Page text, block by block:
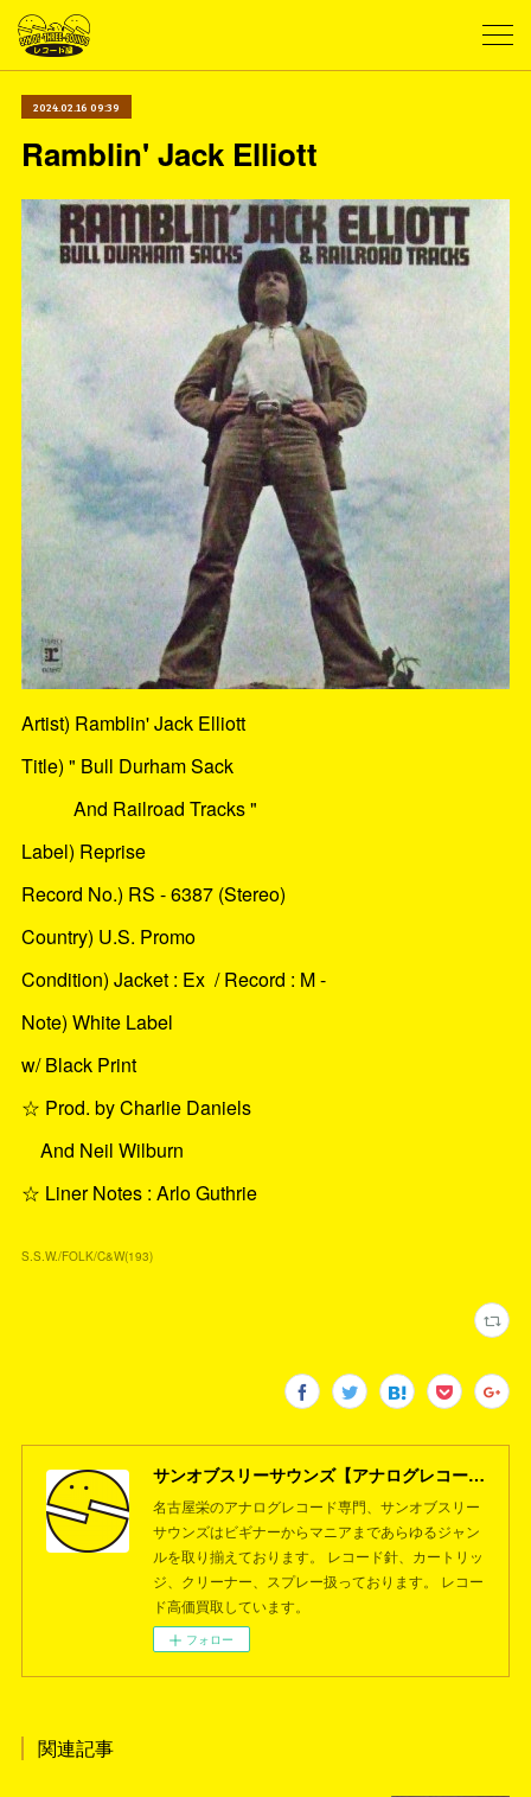
2024.02.16 09:39
Ramblin' Jack Elliott
Artist) Ramblin' Jack Elliott
Title) " Bull Durham Sack
And Railroad Tracks "
Label) Reprise
Record No.) RS - 6387 (Stereo)
Country) U.S. Promo
Condition) Jacket : Ex / Record : M -
Note) White Label
w/ Black Print
☆ Prod. by Charlie Daniels
And Neil Wilburn
☆ Liner Notes : Arlo Guthrie
S.S.W./FOLK/C&W(193)
サンオブスリーサウンズ【アナログレコード専門店】名古屋栄
名古屋栄のアナログレコード専門、サンオブスリー
サウンズはビギナーからマニアまであらゆるジャン
ルを取り揃えております。 レコード針、カートリッ
ジ、クリーナー、スプレー扱っております。 レコー
ド高価買取しています。
フォロー
関連記事